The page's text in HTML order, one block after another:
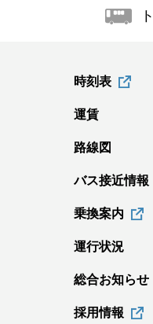
時刻表
運賃
路線図
バス接近情報
乗換案内
運行状況
総合お知らせ
採用情報